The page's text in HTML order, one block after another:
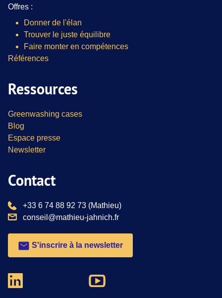
Offres :
Donner de l'élan
Trouver le juste équilibre
Faire monter en compétences
Références
Ressources
Greenwashing cases
Blog
Espace presse
Newsletter
Contact
téléphone :
+33 6 74 88 92 73 (Mathieu)
email :
conseil@mathieu-jahnich.fr
S'inscrire à la newsletter